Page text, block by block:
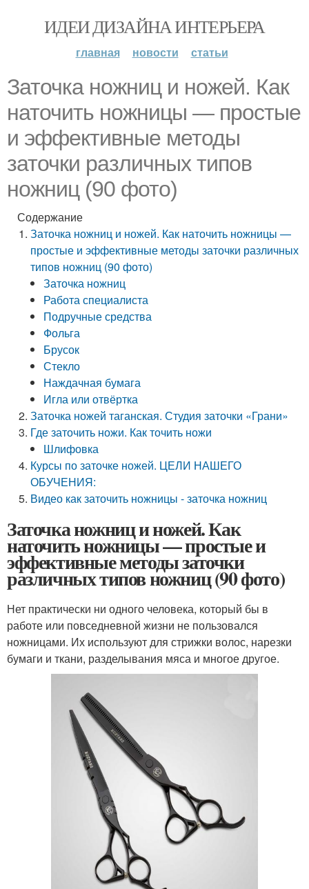
ИДЕИ ДИЗАЙНА ИНТЕРЬЕРА
главная новости статьи
Заточка ножниц и ножей. Как
наточить ножницы — простые
и эффективные методы
заточки различных типов
ножниц (90 фото)
Содержание
Заточка ножниц и ножей. Как наточить ножницы —
простые и эффективные методы заточки различных
типов ножниц (90 фото)
Заточка ножниц
Работа специалиста
Подручные средства
Фольга
Брусок
Стекло
Наждачная бумага
Игла или отвёртка
Заточка ножей таганская. Студия заточки «Грани»
Где заточить ножи. Как точить ножи
Шлифовка
Курсы по заточке ножей. ЦЕЛИ НАШЕГО
ОБУЧЕНИЯ:
Видео как заточить ножницы - заточка ножниц
Заточка ножниц и ножей. Как
наточить ножницы — простые и
эффективные методы заточки
различных типов ножниц (90 фото)
Нет практически ни одного человека, который бы в
работе или повседневной жизни не пользовался
ножницами. Их используют для стрижки волос, нарезки
бумаги и ткани, разделывания мяса и многое другое.